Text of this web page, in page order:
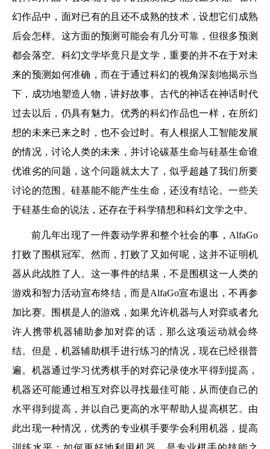
幻作品中，面对已有的且还不成熟的技术，设想它们成熟
后会怎样。这方面的预测可能会有几分可靠，但很多预测
都会落空。科幻文学毕竟只是文学，重要的并不在于对未
来的预测如何准确，而在于通过科幻的视角深刻地揭示当
下，成功地塑造人物，讲好故事。古代的神话在神话时代
过去以后，仍具有魅力。优秀的科幻作品也一样，在所幻
想的未来已来之时，也不会过时。有人根据人工智能发展
的情况，讨论人类的未来，并讨论碳基生命与硅基生命谁
优谁劣的问题，这个问题就太大了，似乎超越了我们所要
讨论的范围。硅基能不能产生生命，还没有结论。一些关
于硅基生命的说法，还存在于科学猜想和科幻文学之中。
前几年出现了一件轰动学界和整个社会的事，AlfaGo
打败了围棋冠军。然而，打败了又如何呢，这并不证明机
器从此战胜了人。这一事件的结果，不是围棋这一人类的
游戏和智力活动宣布终结，而是AlfaGo宣布退出，不再参
加比赛。围棋是人的游戏，如果允许机器与人对弈或者允
许人携带机器辅助参加对弈的话，那么这项运动就会终
结。但是，机器辅助棋手进行练习的情况，现在已经很普
遍。机器通过学习优秀棋手的对弈记录使水平得到提高，
机器还可能通过相互对弈以寻找最佳可能，从而使自己的
水平得到提高，并以自己更高的水平帮助人提高棋艺。由
此出现一种情况，优秀的专业棋手要学会利用机器，提高